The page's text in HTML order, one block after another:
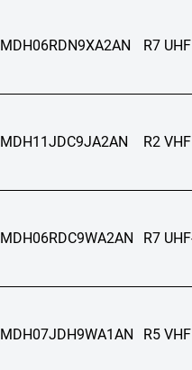
MDH06RDN9XA2AN R7
MDH11JDC9JA2AN R2 VHF
MDH06RDC9WA2AN R7
MDH07JDH9WA1AN R5